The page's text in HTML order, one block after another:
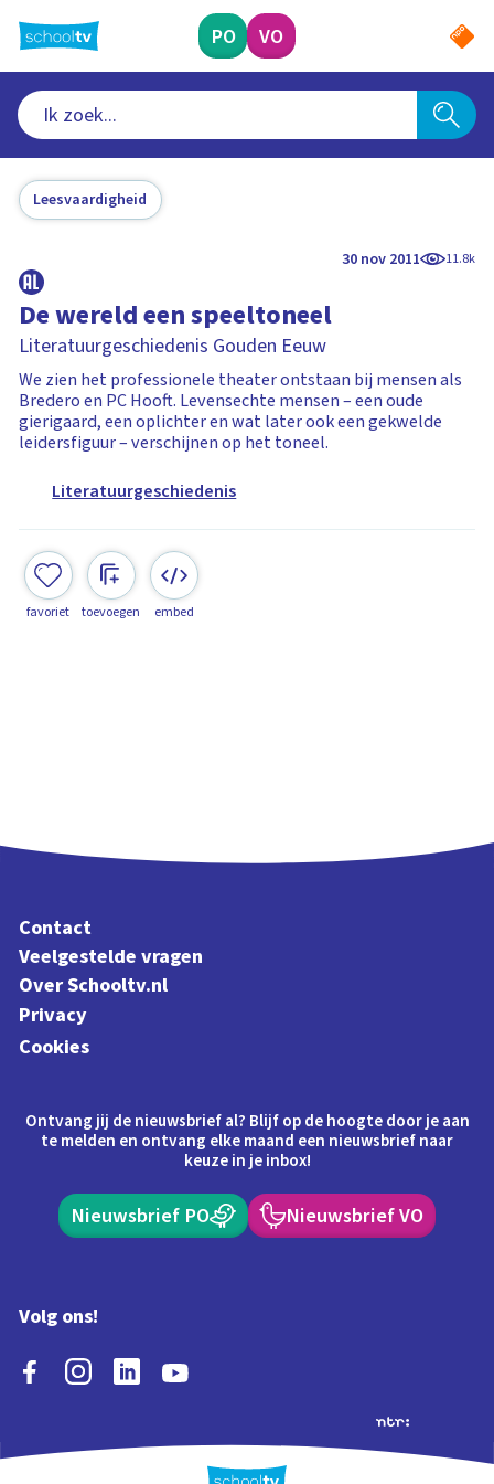
naar
hoofdinhoud
PO VO
Leesvaardigheid
30 nov 2011 11.8k
De wereld een speeltoneel
Literatuurgeschiedenis Gouden Eeuw
We zien het professionele theater ontstaan bij mensen als
Bredero en PC Hooft. Levensechte mensen – een oude
gierigaard, een oplichter en wat later ook een gekwelde
leidersfiguur – verschijnen op het toneel.
Literatuurgeschiedenis
favoriet toevoegen embed
Contact
Veelgestelde vragen
Over Schooltv.nl
Privacy
Cookies
Ontvang jij de nieuwsbrief al? Blijf op de hoogte door je aan
te melden en ontvang elke maand een nieuwsbrief naar
keuze in je inbox!
Nieuwsbrief PO Nieuwsbrief VO
Volg ons!